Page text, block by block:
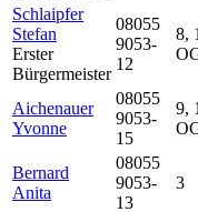
Schlaipfer
Stefan
Erster
Bürgermeister
08055
9053-
12
8,
Aichenauer
Yvonne
08055
9053-
15
9,
Bernard
Anita
08055
9053-
13
3